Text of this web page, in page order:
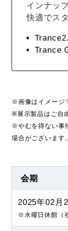
インナッ
快適でス
Trance
※画像はイメージ
※展示製品はご自
※やむを得ない事
場合がございます
会期
2025年02月
※水曜日休館（